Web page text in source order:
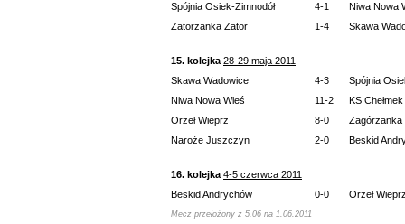
Spójnia Osiek-Zimnodół
4-1
Niwa Nowa
Zatorzanka Zator
1-4 Skawa
15. kolejka 28-29 maja 2011
Skawa Wadowice
4-3
Spójnia
Niwa Nowa Wieś
11-2
KS Chełmek
Orzeł Wieprz
8-0
Zagórzanka
Naroże Juszczyn
2-0 Beskid
16. kolejka 4-5 czerwca 2011
Beskid Andrychów
0-0 Orzeł
Mecz przełożony z 5.06 na 1.06.2011